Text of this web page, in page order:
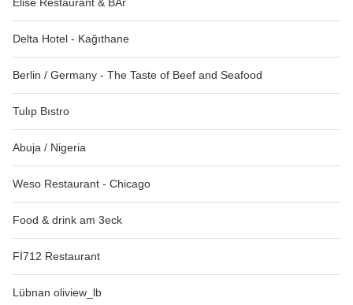
Delta Hotel - Kağıthane
Berlin / Germany - The Taste of Beef and Seafood
Tulıp Bıstro
Abuja / Nigeria
Weso Restaurant - Chicago
Food & drink am 3eck
Fİ712 Restaurant
Lübnan oliview_lb